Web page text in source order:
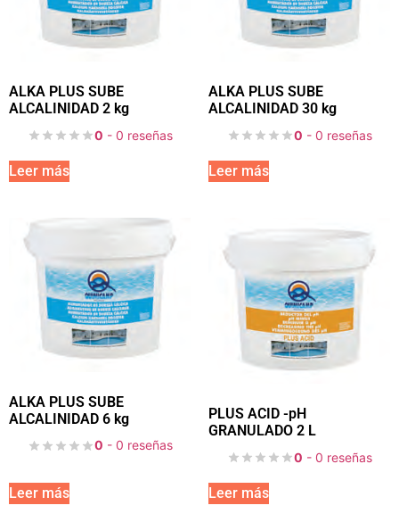
ALKA PLUS SUBE
ALCALINIDAD 2 kg
0 - 0 reseñas
Leer más
ALKA PLUS SUBE
ALCALINIDAD 30 kg
0 - 0 reseñas
Leer más
ALKA PLUS SUBE
ALCALINIDAD 6 kg
0 - 0 reseñas
Leer más
PLUS ACID -pH
GRANULADO 2 L
0 - 0 reseñas
Leer más